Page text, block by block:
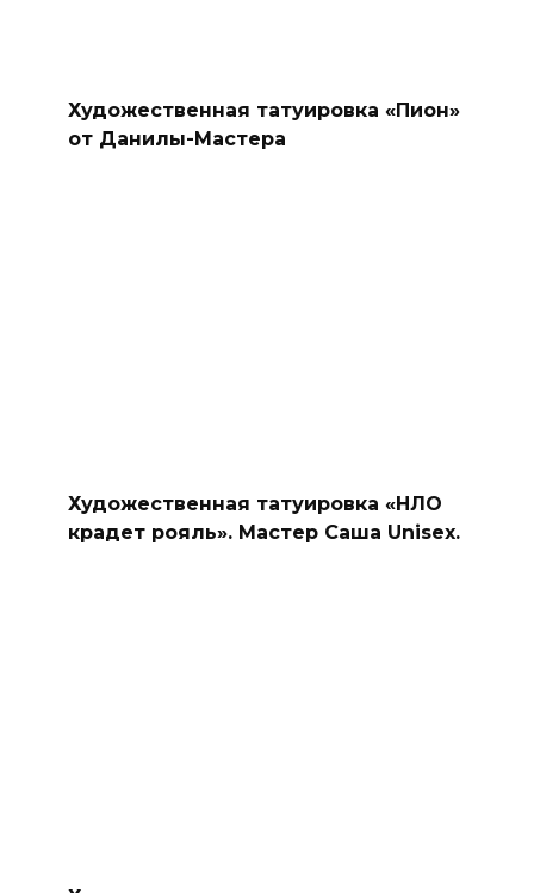
Художественная татуировка «Пион»
от Данилы-Мастера
Художественная татуировка «НЛО
крадет рояль». Мастер Саша Unisex.